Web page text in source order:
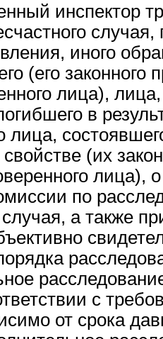
инспектор
иного
(его законного
лица),
в
лица,
(их
лица),
по
случая, а также
с
от срока